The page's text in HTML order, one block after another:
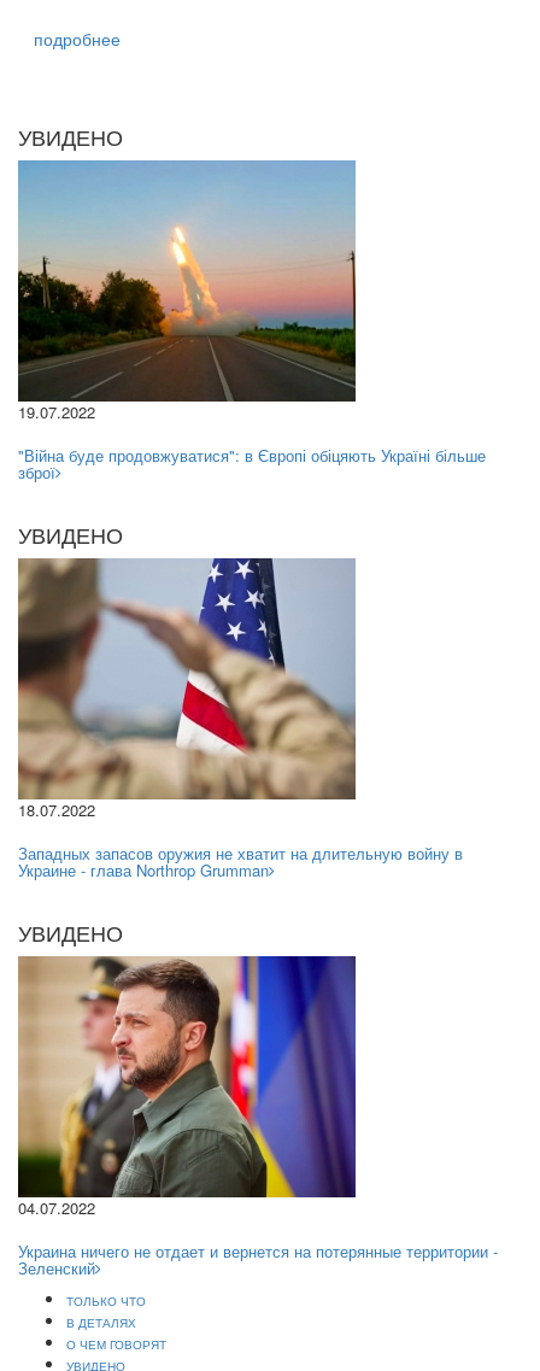
подробнее
УВИДЕНО
19.07.2022
"Війна буде продовжуватися": в Європі обіцяють Україні більше
зброї
УВИДЕНО
18.07.2022
Западных запасов оружия не хватит на длительную войну в
Украине - глава Northrop Grumman
УВИДЕНО
04.07.2022
Украина ничего не отдает и вернется на потерянные территории -
Зеленский
ТОЛЬКО ЧТО
В ДЕТАЛЯХ
О ЧЕМ ГОВОРЯТ
УВИДЕНО